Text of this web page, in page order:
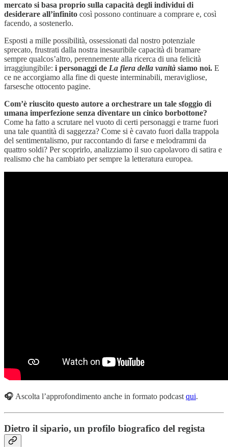
mercato si basa proprio sulla capacità degli individui di
desiderare all’infinito così possono continuare a comprare e, così
facendo, a sostenerlo.
Esposti a mille possibilità, ossessionati dal nostro potenziale
sprecato, frustrati dalla nostra inesauribile capacità di bramare
sempre qualcos’altro, perennemente alla ricerca di una felicità
irraggiungibile: i personaggi de La fiera della vanità siamo noi. E
ce ne accorgiamo alla fine di queste interminabili, meravigliose,
farsesche ottocento pagine.
Com’è riuscito questo autore a orchestrare un tale sfoggio di
umana imperfezione senza diventare un cinico borbottone?
Come ha fatto a scrutare nel vuoto di certi personaggi e trarne fuori
una tale quantità di saggezza? Come si è cavato fuori dalla trappola
del sentimentalismo, pur raccontando di farse e melodrammi da
quattro soldi? Per scoprirlo, analizziamo il suo capolavoro di satira e
realismo che ha cambiato per sempre la letteratura europea.
🎧 Ascolta l’approfondimento anche in formato podcast qui.
Dietro il sipario, un profilo biografico del regista